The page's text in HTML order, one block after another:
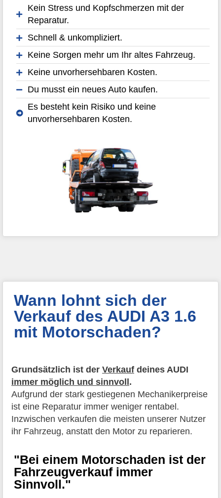
Kein Stress und Kopfschmerzen mit der
Reparatur.
Schnell & unkompliziert.
Keine Sorgen mehr um Ihr altes Fahrzeug.
Keine unvorhersehbaren Kosten.
Du musst ein neues Auto kaufen.
Es besteht kein Risiko und keine
unvorhersehbaren Kosten.
Wann lohnt sich der
Verkauf des AUDI A3 1.6
mit Motorschaden?
Grundsätzlich ist der Verkauf deines AUDI
immer möglich und sinnvoll .
Aufgrund der stark gestiegenen Mechanikerpreise
ist eine Reparatur immer weniger rentabel.
Inzwischen verkaufen die meisten unserer Nutzer
ihr Fahrzeug, anstatt den Motor zu reparieren.
"Bei einem Motorschaden ist der
Fahrzeugverkauf immer
Sinnvoll."